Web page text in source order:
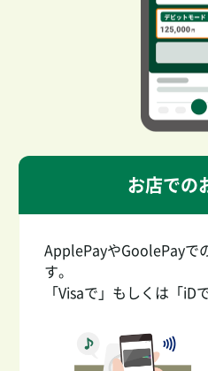
お店での
ApplePayやGoolePayで
す。
「Visaで」もしくは「iD